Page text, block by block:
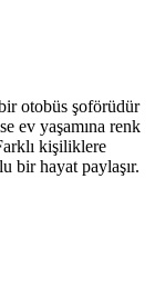
otobüs şoförüdür
ev yaşamına renk
kişiliklere
bir hayat paylaşır.